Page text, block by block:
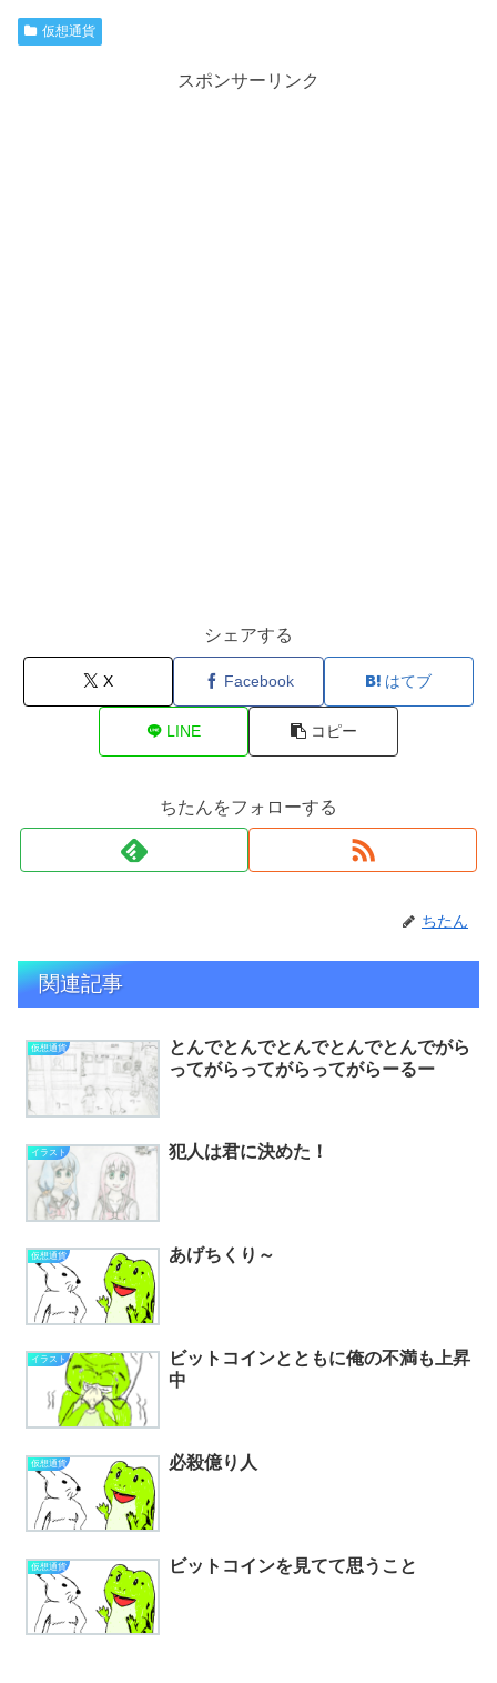
仮想通貨
スポンサーリンク
シェアする
X Facebook はてブ
LINE コピー
ちたんをフォローする
ちたん
関連記事
仮想通貨
とんでとんでとんでとんでとんでがら
ってがらってがらってがらーるー
イラスト 犯人は君に決めた！
仮想通貨 あげちくり～
イラスト
ビットコインとともに俺の不満も上昇
中
仮想通貨 必殺億り人
仮想通貨 ビットコインを見てて思うこと